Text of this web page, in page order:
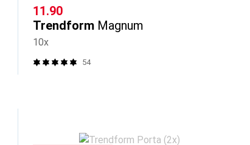
CHF
11.90
Trendform Magnum
10x
54